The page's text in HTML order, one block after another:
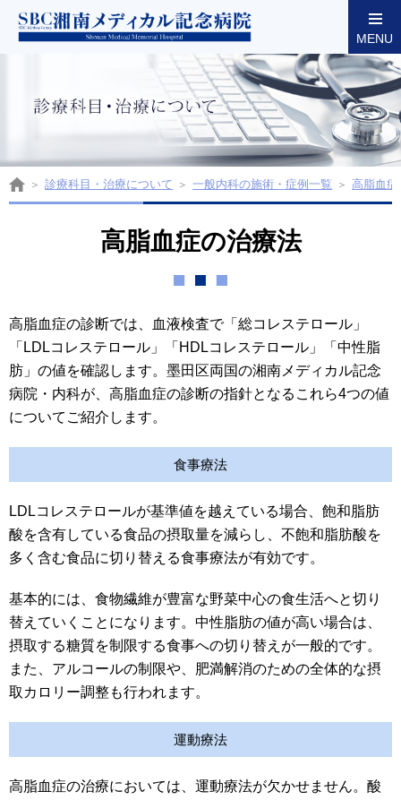
MENU
東京都墨田区両国の湘南メディカル記念病院
診療科目・治療について 一般内科の施術・症例一覧 高脂血症
高脂血症の治療法
高脂血症の診断では、血液検査で「総コレステロール」
「LDLコレステロール」「HDLコレステロール」「中性脂
肪」の値を確認します。墨田区両国の湘南メディカル記念
病院・内科が、高脂血症の診断の指針となるこれら4つの値
についてご紹介します。
食事療法
LDLコレステロールが基準値を越えている場合、飽和脂肪
酸を含有している食品の摂取量を減らし、不飽和脂肪酸を
多く含む食品に切り替える食事療法が有効です。
基本的には、食物繊維が豊富な野菜中心の食生活へと切り
替えていくことになります。中性脂肪の値が高い場合は、
摂取する糖質を制限する食事への切り替えが一般的です。
また、アルコールの制限や、肥満解消のための全体的な摂
取カロリー調整も行われます。
運動療法
高脂血症の治療においては、運動療法が欠かせません。酸